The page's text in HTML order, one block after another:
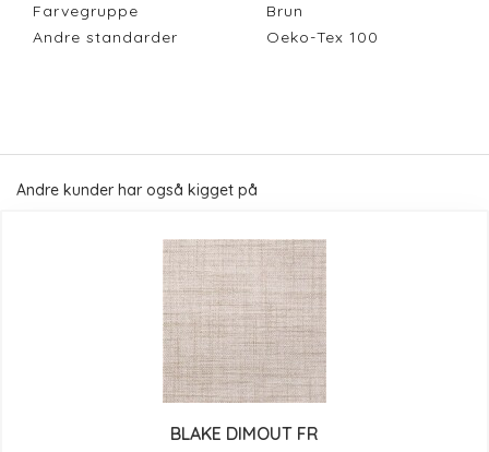
Farvegruppe
Brun
Andre standarder
Oeko-Tex 100
Andre kunder har også kigget på
BLAKE DIMOUT FR